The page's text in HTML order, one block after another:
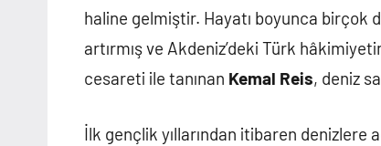
haline gelmiştir. Hayatı boyunca birçok
artırmış ve Akdeniz’deki Türk
cesareti ile tanınan Kemal Reis, deniz
İlk gençlik yıllarından itibaren denizlere